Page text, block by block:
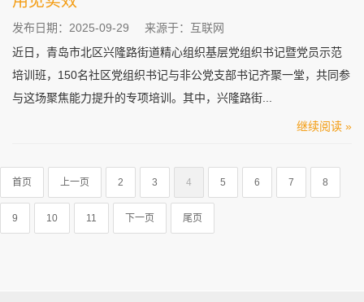
发布日期：2025-09-29
来源于：互联网
近日，青岛市北区兴隆路街道精心组织基层党组织书记暨党员示范
培训班，150名社区党组织书记与非公党支部书记齐聚一堂，共同参
与这场聚焦能力提升的专项培训。其中，兴隆路街...
继续阅读 »
首页 上一页 2 3 4 5 6 7 8
9 10 11 下一页 尾页